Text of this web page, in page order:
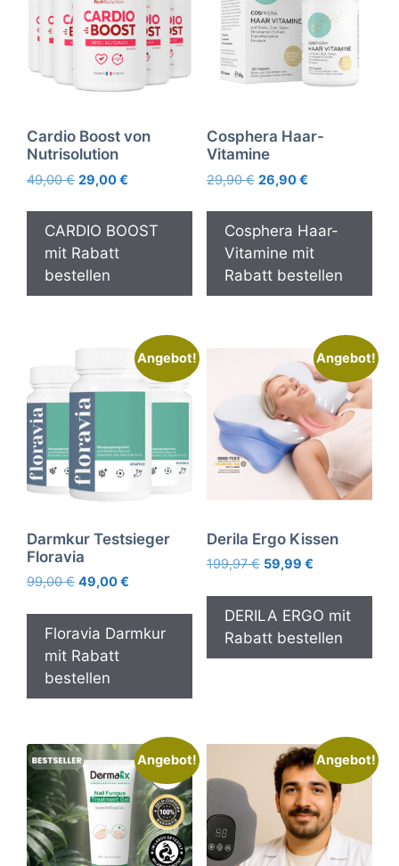
Cardio Boost von
Nutrisolution
49,00€ Ursprünglicher
war:
49,00 €
29,00€
ist:
29,00 €.
CARDIO BOOST
mit Rabatt
bestellen
Cosphera Haar-
Vitamine
29,90€ Ursprünglicher
war:
29,90 €
26,90€Aktueller
ist:
26,90 €.
Cosphera Haar-
Vitamine mit
Rabatt bestellen
Angebot!
Darmkur Testsieger
Floravia
99,00€ Ursprünglicher
war:
99,00 €
49,00€
ist:
49,00 €.
Floravia Darmkur
mit Rabatt
bestellen
Angebot!
Derila Ergo Kissen
199,97€ Ursprünglicher
war:
199,97 €
59,99 €Aktueller
ist:
59,99 €.
DERILA ERGO mit
Rabatt bestellen
Angebot! Angebot!